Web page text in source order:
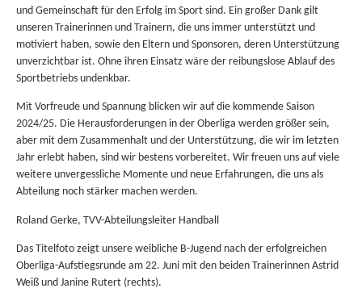
und Gemeinschaft für den Erfolg im Sport sind. Ein großer Dank gilt
unseren Trainerinnen und Trainern, die uns immer unterstützt und
motiviert haben, sowie den Eltern und Sponsoren, deren Unterstützung
unverzichtbar ist. Ohne ihren Einsatz wäre der reibungslose Ablauf des
Sportbetriebs undenkbar.
Mit Vorfreude und Spannung blicken wir auf die kommende Saison
2024/25. Die Herausforderungen in der Oberliga werden größer sein,
aber mit dem Zusammenhalt und der Unterstützung, die wir im letzten
Jahr erlebt haben, sind wir bestens vorbereitet. Wir freuen uns auf viele
weitere unvergessliche Momente und neue Erfahrungen, die uns als
Abteilung noch stärker machen werden.
Roland Gerke, TVV-Abteilungsleiter Handball
Das Titelfoto zeigt unsere weibliche B-Jugend nach der erfolgreichen
Oberliga-Aufstiegsrunde am 22. Juni mit den beiden Trainerinnen Astrid
Weiß und Janine Rutert (rechts).